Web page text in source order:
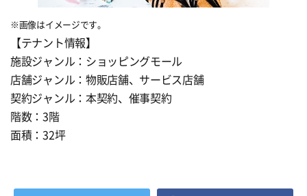
※画像はイメージです。
【テナント情報】
施設ジャンル：ショッピングモール
店舗ジャンル：物販店舗、サービス店舗
契約ジャンル：本契約、催事契約
階数：3階
面積：32坪